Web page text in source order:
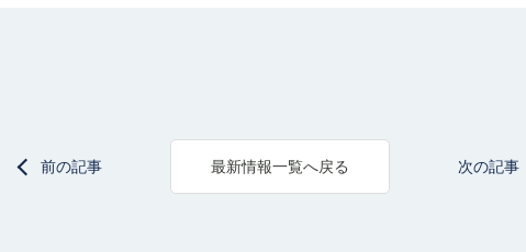
前の記事 最新情報一覧へ戻る 次の記事